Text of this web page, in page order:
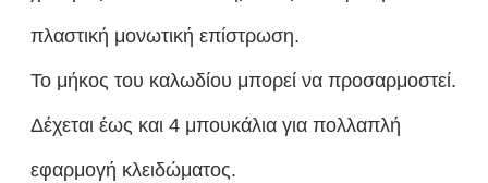
πλαστική μονωτική επίστρωση.
Το μήκος του καλωδίου μπορεί να προσαρμοστεί.
Δέχεται έως και 4 μπουκάλια για πολλαπλή
εφαρμογή κλειδώματος.